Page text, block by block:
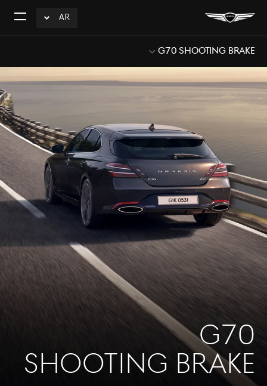
AR
click
افتح
G70 Shooting Brake
Sub
Menu
Open
G70
SHOOTING BRAKE